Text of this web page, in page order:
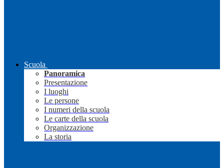
Scuola
Panoramica
Presentazione
I luoghi
Le persone
I numeri della scuola
Le carte della scuola
Organizzazione
La storia